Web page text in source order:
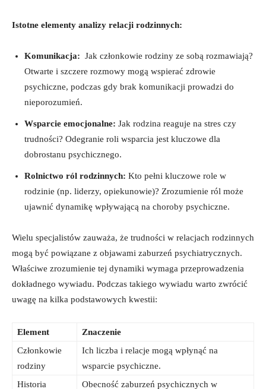
Istotne ‌elementy analizy relacji rodzinnych:
Komunikacja: ‌ Jak członkowie rodziny ze ⁢sobą rozmawiają?
Otwarte i ⁢szczere rozmowy mogą wspierać zdrowie
psychiczne,⁢ podczas​ gdy brak komunikacji prowadzi do
nieporozumień.
Wsparcie emocjonalne: Jak rodzina reaguje na stres czy⁢
trudności? Odegranie roli wsparcia jest kluczowe dla
dobrostanu psychicznego.
Rolnictwo ról rodzinnych: Kto pełni kluczowe role w
rodzinie ⁤(np. liderzy, ‍opiekunowie)?‍ Zrozumienie ról może‍
ujawnić dynamikę wpływającą na ⁤choroby psychiczne.
Wielu specjalistów zauważa, że trudności‍ w ⁣relacjach rodzinnych
mogą być powiązane‍ z⁣ objawami zaburzeń psychiatrycznych.
⁣Właściwe zrozumienie tej dynamiki wymaga przeprowadzenia
dokładnego wywiadu. Podczas takiego wywiadu warto zwrócić
uwagę na⁤ kilka ⁣podstawowych kwestii:
Element
Znaczenie
Członkowie
rodziny
Ich liczba i relacje mogą wpłynąć na
wsparcie psychiczne.
Historia
Obecność zaburzeń psychicznych w